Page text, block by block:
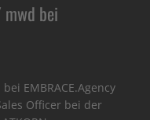
mwd bei
bei EMBRACE.Agency
Officer bei der